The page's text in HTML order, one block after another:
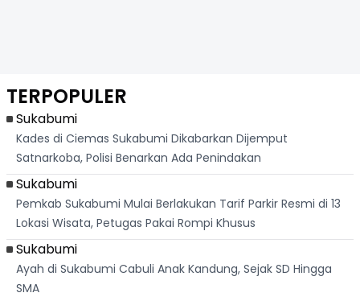
TERPOPULER
Sukabumi
Kades di Ciemas Sukabumi Dikabarkan Dijemput
Satnarkoba, Polisi Benarkan Ada Penindakan
Sukabumi
Pemkab Sukabumi Mulai Berlakukan Tarif Parkir Resmi di 13
Lokasi Wisata, Petugas Pakai Rompi Khusus
Sukabumi
Ayah di Sukabumi Cabuli Anak Kandung, Sejak SD Hingga
SMA